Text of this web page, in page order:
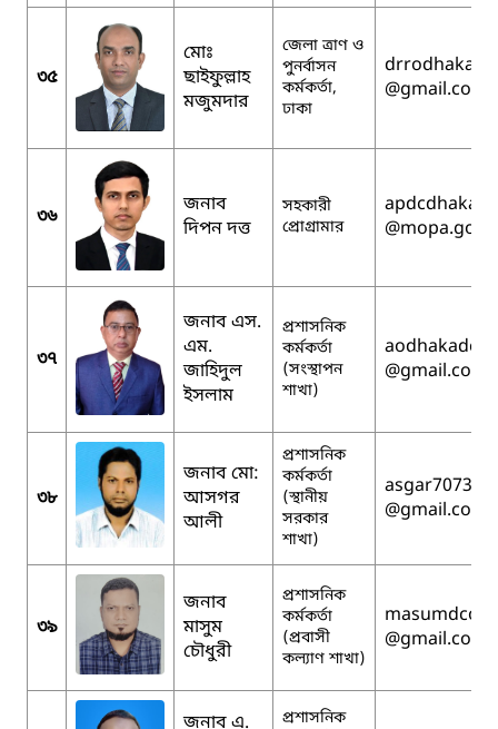
৩৫
মোঃ
ছাইফুল্লাহ
মজুমদার
জেলা ত্রাণ ও
পুনর্বাসন
কর্মকর্তা,
ঢাকা
drrodhaka
@gmail.com
৩৬
জনাব
দিপন দত্ত
সহকারী
প্রোগ্রামার
apdcdhaka
৩৭
জনাব এস.
এম.
জাহিদুল
ইসলাম
প্রশাসনিক
কর্মকর্তা
(সংস্থাপন
শাখা)
aodhakadc
@gmail.com
৩৮
জনাব মো:
আসগর
আলী
প্রশাসনিক
কর্মকর্তা
(স্থানীয়
সরকার
শাখা)
asgar7073
@gmail.com
৩৯
জনাব
মাসুম
চৌধুরী
প্রশাসনিক
কর্মকর্তা
(প্রবাসী
কল্যাণ শাখা)
@gmail.com
জনাব এ.
প্রশাসনিক